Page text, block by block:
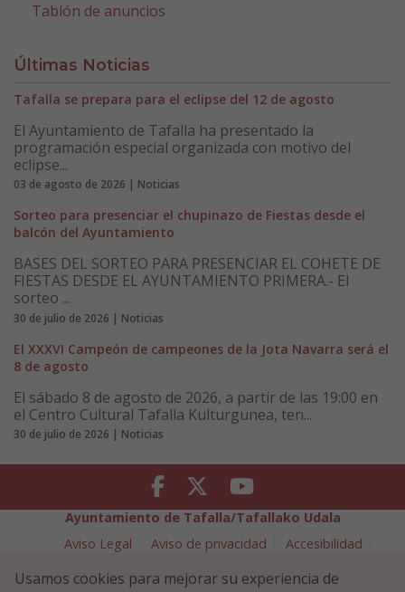
Tablón de anuncios
Últimas Noticias
Tafalla se prepara para el eclipse del 12 de agosto
El Ayuntamiento de Tafalla ha presentado la
programación especial organizada con motivo del
eclipse...
03 de agosto de 2026 | Noticias
Sorteo para presenciar el chupinazo de Fiestas desde el
balcón del Ayuntamiento
BASES DEL SORTEO PARA PRESENCIAR EL COHETE DE
FIESTAS DESDE EL AYUNTAMIENTO PRIMERA.- El
sorteo ...
30 de julio de 2026 | Noticias
El XXXVI Campeón de campeones de la Jota Navarra será el
8 de agosto
El sábado 8 de agosto de 2026, a partir de las 19:00 en
el Centro Cultural Tafalla Kulturgunea, ten...
30 de julio de 2026 | Noticias
Facebook Twitter Youtube
Ayuntamiento de Tafalla/Tafallako Udala
Aviso Legal
Aviso de privacidad
Accesibilidad
Política de Seguridad de la Información
Usamos cookies para mejorar su experiencia de